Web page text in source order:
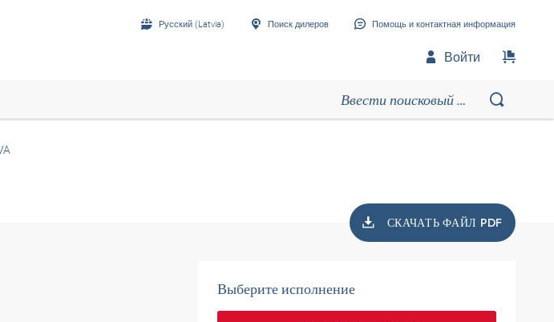
Русский (Latvia) Поиск дилеров Помощь и контактная информация
Войти
СКАЧАТЬ ФАЙЛ PDF
Выберите исполнение